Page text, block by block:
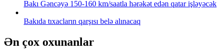
Bakı Gəncəyə 150-160 km/saatla hərəkət edən qatar işləyəcək
Bakıda tıxacların qarşısı belə alınacaq
Ən çox oxunanlar